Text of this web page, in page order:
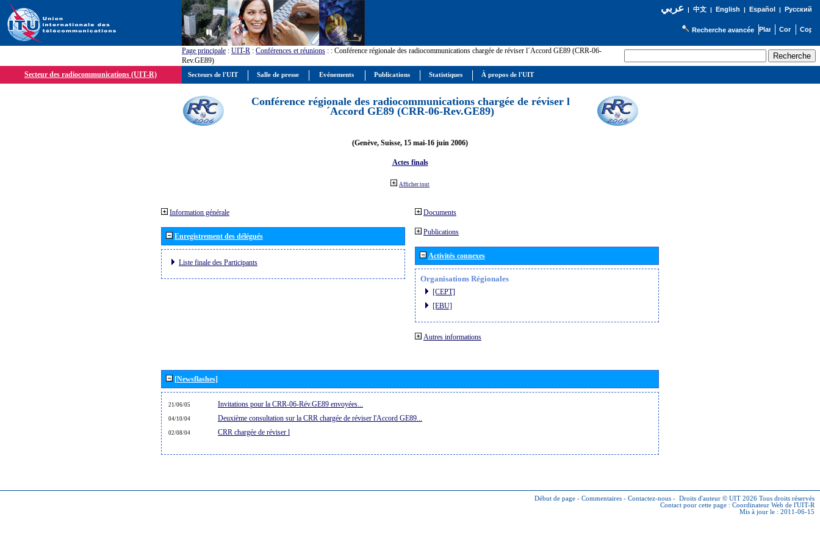
عربي| 中文| English | Español | Русский
Recherche avancée
Page principale : UIT-R : Conférences et réunions : : Conférence régionale des radiocommunications chargée de réviser l´Accord GE89 (CRR-06-
Rev.GE89)
Secteur des radiocommunications (UIT-R)
Conférence régionale des radiocommunications chargée de réviser l
´Accord GE89 (CRR-06-Rev.GE89)
(Genève, Suisse, 15 mai-16 juin 2006)
Actes finals
Afficher tout
Information générale
Enregistrement des délégués
Liste finale des Participants
Documents
Publications
Activités connexes
Organisations Régionales
[CEPT]
[EBU]
Autres informations
[Newsflashes]
21/06/05 Invitations pour la CRR-06-Rév.GE89 envoyées...
04/10/04 Deuxième consultation sur la CRR chargée de réviser l'Accord GE89...
02/08/04 CRR chargée de réviser l
Début de page - Commentaires - Contactez-nous - Droits d'auteur © UIT 2026 Tous droits réservés
Contact pour cette page : Coordinateur Web de l'UIT-R
Mis à jour le : 2011-06-15
Secteurs de l'UIT Salle de presse Evénements Publications Statistiques À propos de l'UIT